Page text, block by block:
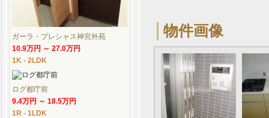
物件画像
ガーラ・プレシャス神宮外苑
10.9万円 ～ 27.0万円
1K - 2LDK
ログ都庁前
9.4万円 ～ 18.5万円
1R - 1LDK